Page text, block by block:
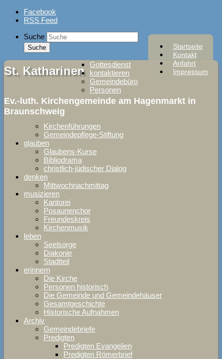
Skip
Facebook
RSS Feed
Startseite
Kontakt
Anfahrt
Impressum
Suche
St. Katharinen
Ev.-luth. Kirchengemeinde am Hagenmarkt in
Braunschweig
Gottesdienst
kontaktieren
Gemeindebüro
Personen
Kirchenführungen
Gemeindepflege-Stiftung
glauben
Glaubens-Kurse
Bibliodrama
christlich-jüdischer Dialog
denken
Mittwochnachmittag
musizieren
Kantorei
Posaunenchor
Freundeskreis
Kirchenmusik
leben
Seelsorge
Diakonie
Stadtteil
erinnern
Die Kirche
Personen historisch
Die Gemeinde und Gemeindehäuser
Gesamtgeschichte
Historische Aufnahmen
Archiv
Gemeindebriefe
Predigten
Predigten Evangelien
Predigten Römerbrief